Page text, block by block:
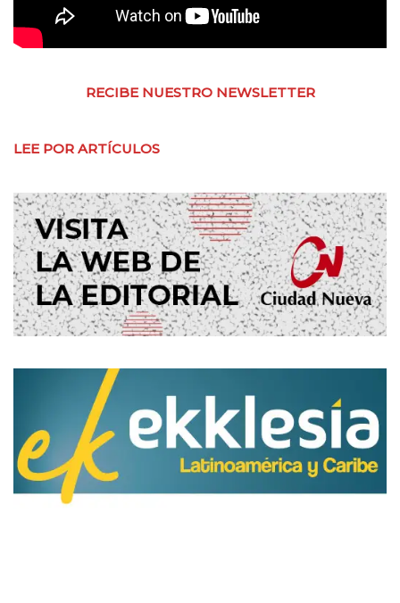
RECIBE NUESTRO NEWSLETTER
LEE POR ARTÍCULOS